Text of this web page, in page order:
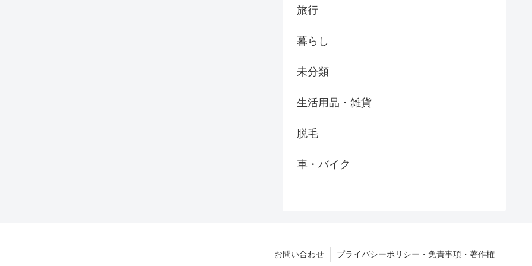
旅行
暮らし
未分類
生活用品・雑貨
脱毛
車・バイク
お問い合わせ プライバシーポリシー・免責事項・著作権